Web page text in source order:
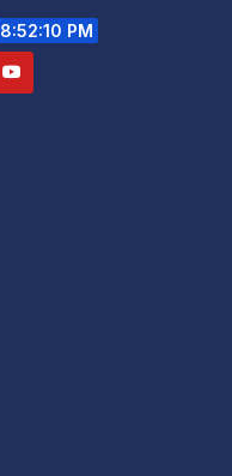
8:52:12 PM